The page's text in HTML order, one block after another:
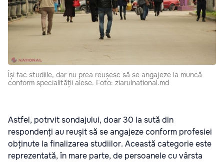
Își fac studiile, dar nu prea reușesc să se angajeze la muncă
conform specialității alese. Foto: ziarulnational.md
Astfel, potrvit sondajului, doar 30 la sută din
respondenți au reușit să se angajeze conform profesiei
obținute la finalizarea studiilor. Această categorie este
reprezentată, în mare parte, de persoanele cu vârsta